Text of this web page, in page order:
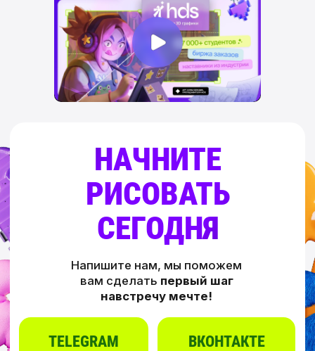
+7 901 468-10-87
hr@hd-school.ru
Для откликов на вакансии
Overpaint@yandex.ru
Адрес электронной почты
для любых обращений, а также
для заявлений о нарушении
РАБОТА АННЫ
DZIKAWA,
ПРЕПОДАВАТЕЛЯ HDS
collab@hd-school.ru
Для сотрудничества